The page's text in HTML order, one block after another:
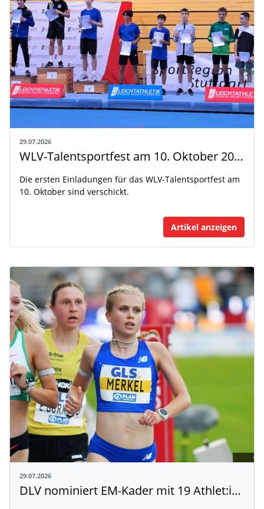
29.07.2026
WLV-Talentsportfest am 10. Oktober 2026
Die ersten Einladungen für das WLV-Talentsportfest am
10. Oktober sind verschickt.
Artikel anzeigen
29.07.2026
DLV nominiert EM-Kader mit 19 Athlet:innen aus Baden-Württemberg